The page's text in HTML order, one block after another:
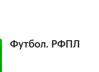
Футбол. РФПЛ